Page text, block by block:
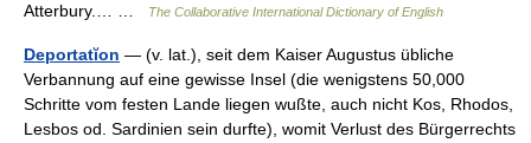
Atterbury.… …
The Collaborative International Dictionary of English
Deportatĭon — (v. lat.), seit dem Kaiser Augustus übliche
Verbannung auf eine gewisse Insel (die wenigstens 50,000
Schritte vom festen Lande liegen wußte, auch nicht Kos, Rhodos,
Lesbos od. Sardinien sein durfte), womit Verlust des Bürgerrechts